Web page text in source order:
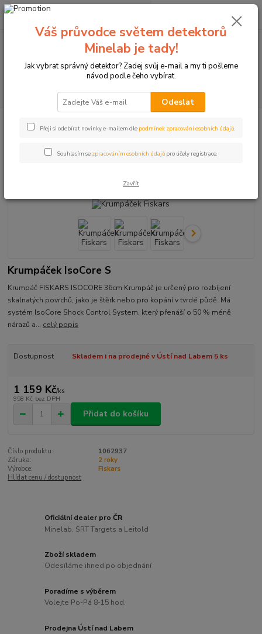
+420774877333
0 Kč
Fiskars
Krumpáček Fiskars
Krumpáček IsoCore S
Krumpáč FISKARS ISOCORE 36cm Krumpáč je určený pro rozbíjení
skalnatých povrchů, jako je štěrk nebo pro kopání v tvrdé půdě. Má
systém IsoCore Shock Control System, který přenáší o 50 % méně
nárazů a... celý popis
Dostupnost Skladem i na prodejně v Ústí nad Labem 5 ks
1 159 Kč/ks
958 Kč bez DPH
Přidat do košíku
Číslo produktu:
1062937
Záruka:
2 roky
Výrobce:
Fiskars
Hlídat cenu / dostupnost
Oficiální dealer pro ČR
Minelab, SRT Targets a Leitold
Zboží skladem
Odesíláme ihned po objednání
Poradíme s výběrem
Volejte Po-Pá 8-15 hod.
Prodejna Ústí nad Labem
Váš průvodce světem detektorů
Minelab je tady!
Jak vybrat správný detektor? Zadej svůj e-mail a my ti pošleme
návod podle čeho vybírat.
Odeslat
Přeji si odebírat novinky e-mailem dle podmínek zpracování osobních údajů.
Souhlasím se zpracováním osobních údajů pro účely registrace.
Zavřít